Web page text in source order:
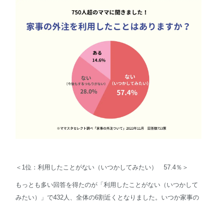
＜1位：利用したことがない（いつかしてみたい） 57.4％＞
もっとも多い回答を得たのが「利用したことがない（いつかして
みたい）」で432人、全体の6割近くとなりました。いつか家事の